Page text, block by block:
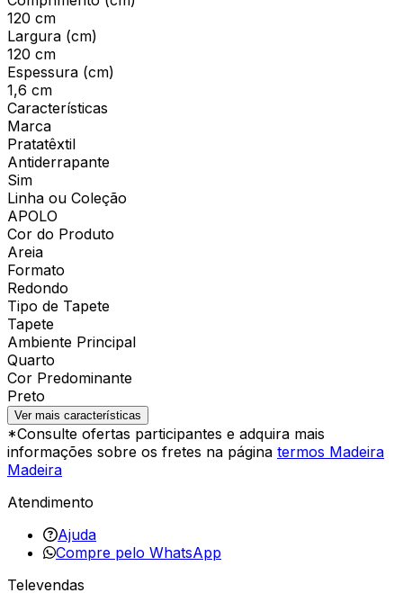
120 cm
Largura (cm)
120 cm
Espessura (cm)
1,6 cm
Características
Marca
Pratatêxtil
Antiderrapante
Sim
Linha ou Coleção
APOLO
Cor do Produto
Areia
Formato
Redondo
Tipo de Tapete
Tapete
Ambiente Principal
Quarto
Cor Predominante
Preto
Ver mais características
*Consulte ofertas participantes e adquira mais
informações sobre os fretes na página termos Madeira
Madeira
Atendimento
Ajuda
Compre pelo WhatsApp
Televendas